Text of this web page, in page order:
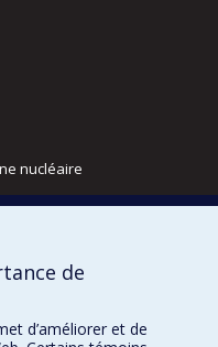
nucléaire
physique
de
d’améliorer et de